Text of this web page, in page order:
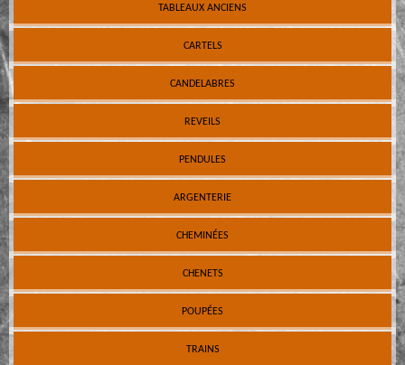
TABLEAUX ANCIENS
CARTELS
CANDELABRES
REVEILS
PENDULES
ARGENTERIE
CHEMINÉES
CHENETS
POUPÉES
TRAINS